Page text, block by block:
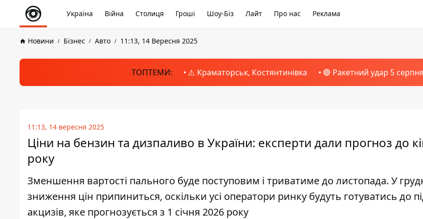
Україна Війна Столиця Гроші Шоу-Біз Лайт Про нас Реклама
Новини Бізнес Авто 11:13, 14 Вересня 2025
ТОПТЕМИ: ⚠️ Краматорськ, Костянтинівка 🔴 Ракетний удар 5 серпня
11:13, 14 вересня 2025
Ціни на бензин та дизпаливо в України: експерти дали прогноз до
року
Зменшення вартості пального буде поступовим і триватиме до листопада. У
зниження цін припиниться, оскільки усі оператори ринку будуть готуватись до
акцизів, яке прогнозується з 1 січня 2026 року